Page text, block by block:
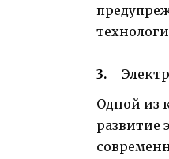
Одной из
развитие